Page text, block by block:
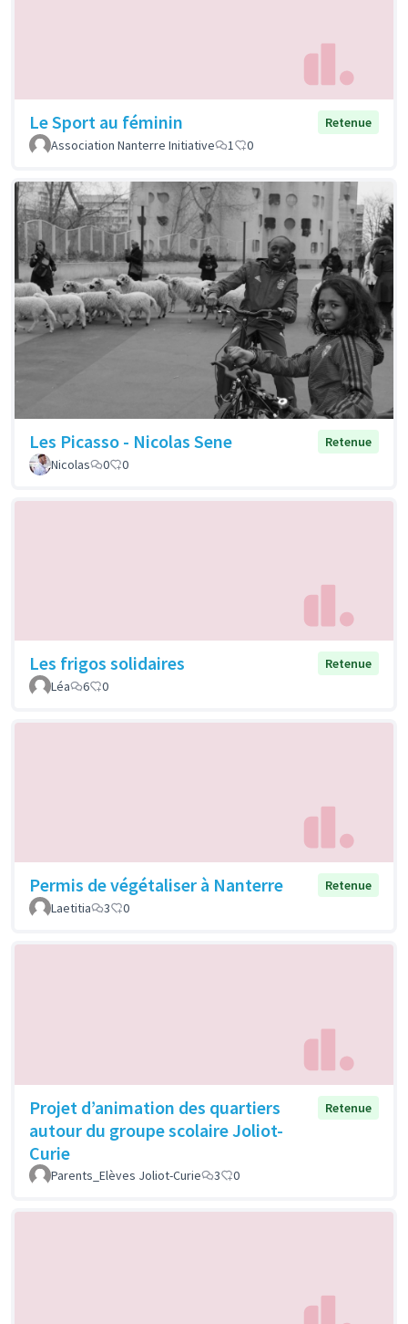
Le Sport au féminin
Retenue
Association Nanterre Initiative
1 0
Les Picasso - Nicolas Sene
Retenue
Nicolas
0 0
Les frigos solidaires
Retenue
Léa
6 0
Permis de végétaliser à Nanterre
Retenue
Laetitia
3 0
Projet d’animation des quartiers
autour du groupe scolaire Joliot-
Curie
Retenue
Parents_Elèves Joliot-Curie 3 0